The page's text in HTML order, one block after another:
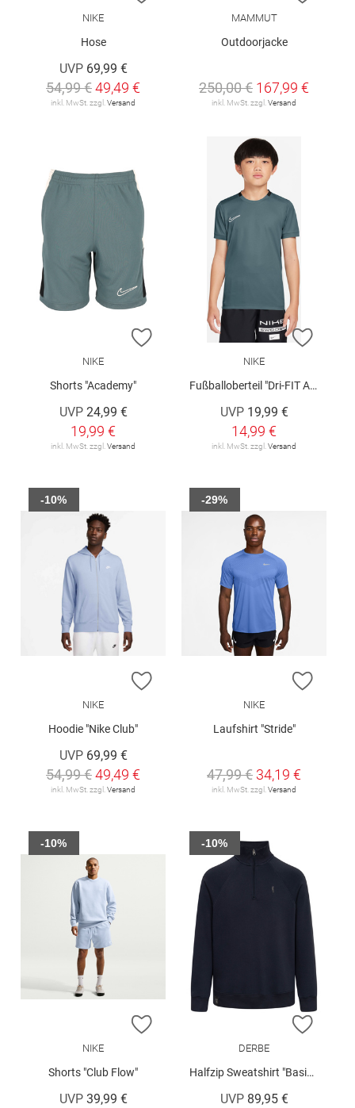
NIKE
Hose
UVP 69,99 €
54,99 €49,49 €
inkl. MwSt. zzgl.Versand
MAMMUT
Outdoorjacke
250,00 € 167,99 €
inkl. MwSt. zzgl.Versand
ZUR WUNSCHLISTE HINZUFÜGEN
NIKE
Shorts "Academy"
UVP 24,99 €
19,99 €
inkl. MwSt. zzgl.Versand
ZUR
NIKE
Fußballoberteil "Dri-FIT Academy"
UVP 19,99 €
14,99 €
inkl. MwSt. zzgl.Versand
ZUR WUNSCHLISTE HINZUFÜGEN
NIKE
Hoodie "Nike Club"
UVP 69,99 €
54,99 €49,49 €
inkl. MwSt. zzgl. Versand
-10%
ZUR
NIKE
Laufshirt "Stride"
47,99 € 34,19 €
inkl. MwSt. zzgl. Versand
-29%
ZUR WUNSCHLISTE HINZUFÜGEN
NIKE
Shorts "Club Flow"
UVP 39,99 €
-10%
ZUR
DERBE
Halfzip Sweatshirt "Basic Kippes"
UVP 89,95 €
-10%